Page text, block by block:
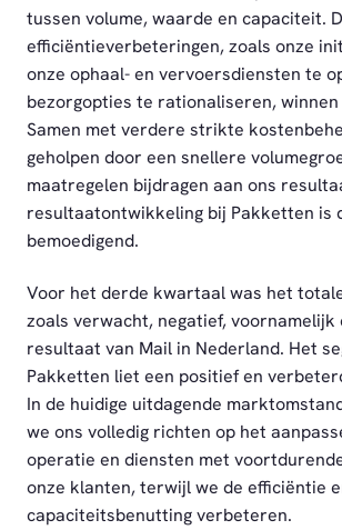
tussen volume, waarde en capaciteit.
efficiëntieverbeteringen, zoals onze
onze ophaal- en vervoersdiensten te
bezorgopties te rationaliseren, winnen
Samen met verdere strikte
geholpen door een snellere
maatregelen bijdragen aan ons
resultaatontwikkeling bij Pakketten is
bemoedigend.
Voor het derde kwartaal was het
zoals verwacht, negatief, voornamelijk
resultaat van Mail in Nederland. Het
Pakketten liet een positief en
In de huidige uitdagende
we ons volledig richten op het
operatie en diensten met
onze klanten, terwijl we de efficiëntie
capaciteitsbenutting verbeteren.